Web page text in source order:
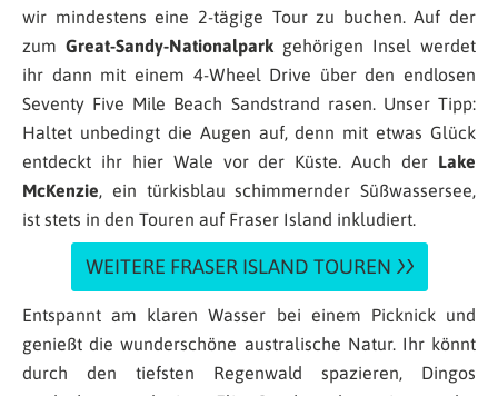
wir mindestens eine 2-tägige Tour zu buchen. Auf der
zum Great-Sandy-Nationalpark gehörigen Insel werdet
ihr dann mit einem 4-Wheel Drive über den endlosen
Seventy Five Mile Beach Sandstrand rasen. Unser Tipp:
Haltet unbedingt die Augen auf, denn mit etwas Glück
entdeckt ihr hier Wale vor der Küste. Auch der Lake
McKenzie, ein türkisblau schimmernder Süßwassersee,
ist stets in den Touren auf Fraser Island inkludiert.
WEITERE FRASER ISLAND TOUREN
Entspannt am klaren Wasser bei einem Picknick und
genießt die wunderschöne australische Natur. Ihr könnt
durch den tiefsten Regenwald spazieren, Dingos